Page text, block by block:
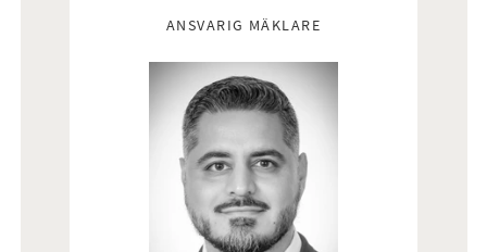
ANSVARIG MÄKLARE